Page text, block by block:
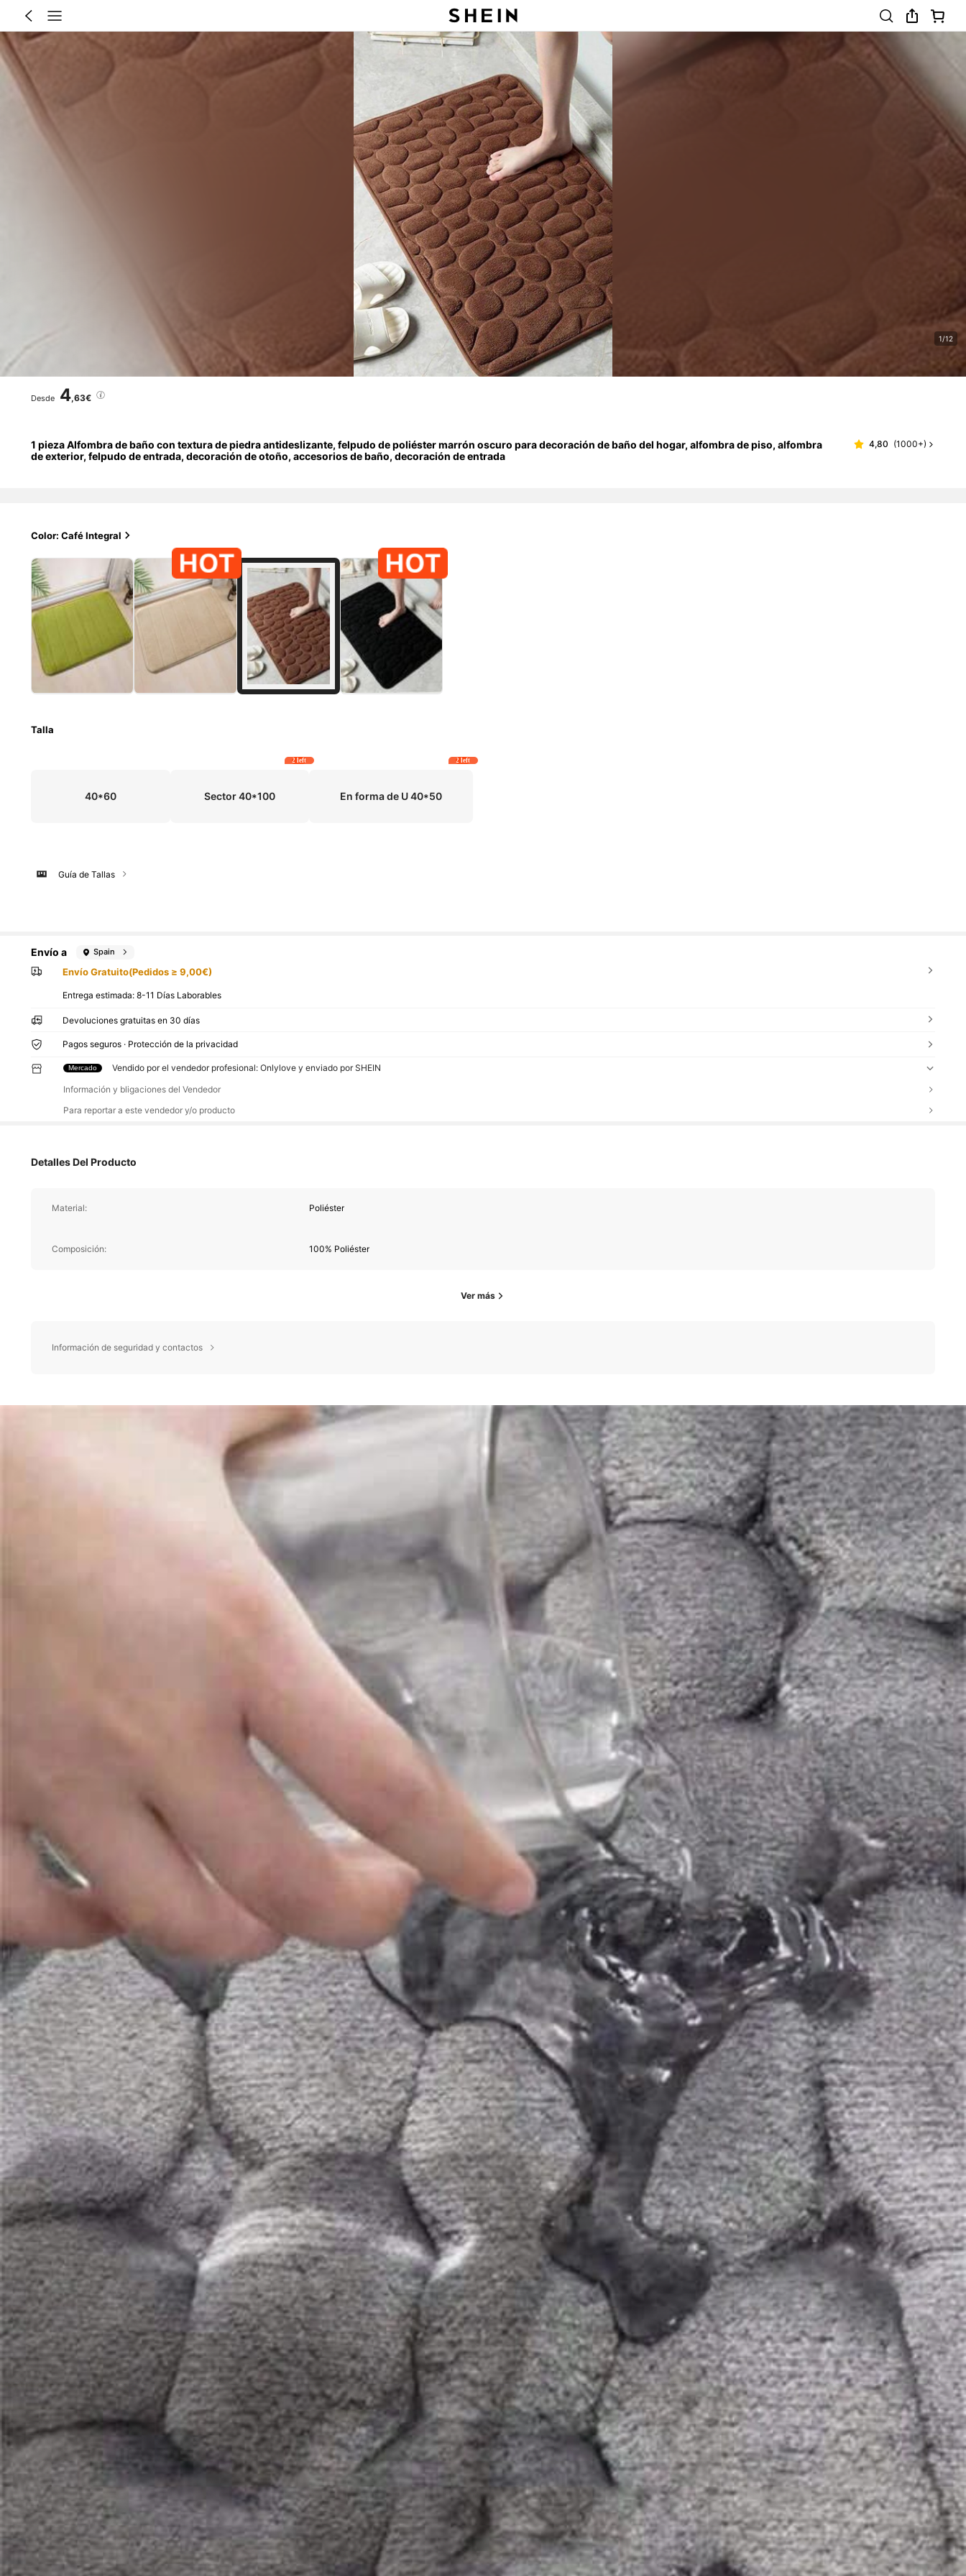
1/12
Desde 4,63€
1 pieza Alfombra de baño con textura de piedra antideslizante, felpudo de poliéster marrón oscuro para decoración de baño del hogar, alfombra de piso, alfombra
de exterior, felpudo de entrada, decoración de otoño, accesorios de baño, decoración de entrada
4,80 (1000+)
Color: Café Integral
Talla
40*60 Sector 40*100
2 left
En forma de U 40*50
2 left
Guía de Tallas
Envío a Spain
Envío Gratuito(Pedidos ≥ 9,00€)
Entrega estimada:8-11 Días Laborables
Devoluciones gratuitas en 30 días
Pagos seguros · Protección de la privacidad
Mercado Vendido por el vendedor profesional: Onlylove y enviado por SHEIN
Información y bligaciones del Vendedor
Para reportar a este vendedor y/o producto
Detalles Del Producto
Material: Poliéster
Composición: 100% Poliéster
Ver más
Información de seguridad y contactos